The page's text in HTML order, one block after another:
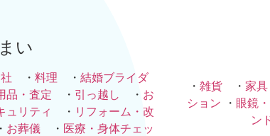
い
・ 料理 ・ 結婚ブライダ
品・査定 ・ 引っ越し ・ お
ュリティ ・ リフォーム・改
お葬儀 ・ 医療・身体チェッ
・ 雑貨 ・ 家具
ション ・ 眼鏡
ン